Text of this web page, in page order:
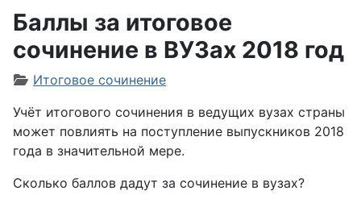
Баллы за итоговое
сочинение в ВУЗах 2018 год
Информация о материале
Итоговое сочинение
Учёт итогового сочинения в ведущих вузах страны
может повлиять на поступление выпускников 2018
года в значительной мере.
Сколько баллов дадут за сочинение в вузах?